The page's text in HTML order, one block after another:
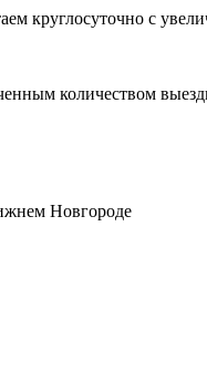
круглосуточно с
количеством
Новгороде